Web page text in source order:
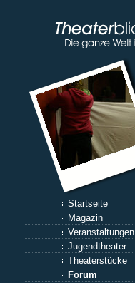
Startseite
Magazin
Veranstaltungen
Jugendtheater
Theaterstücke
Forum